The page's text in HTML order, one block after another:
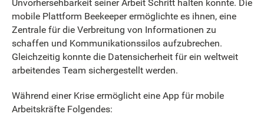
Unvorhersehbarkeit seiner Arbeit Schritt halten konnte. Die
mobile Plattform Beekeeper ermöglichte es ihnen, eine
Zentrale für die Verbreitung von Informationen zu
schaffen und Kommunikationssilos aufzubrechen.
Gleichzeitig konnte die Datensicherheit für ein weltweit
arbeitendes Team sichergestellt werden.
Während einer Krise ermöglicht eine App für mobile
Arbeitskräfte Folgendes: